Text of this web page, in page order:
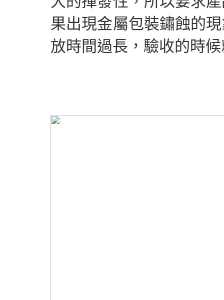
果出現金屬包裝鏽蝕的
放時間過長，驗收的時